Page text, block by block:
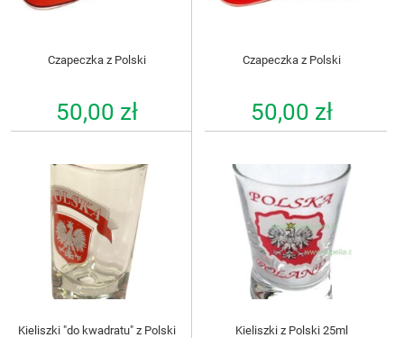
Czapeczka z Polski
50,00 zł
Czapeczka z Polski
50,00 zł
Kieliszki "do kwadratu" z Polski
Kieliszki z Polski 25ml